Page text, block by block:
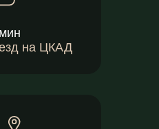
на ЦКАД